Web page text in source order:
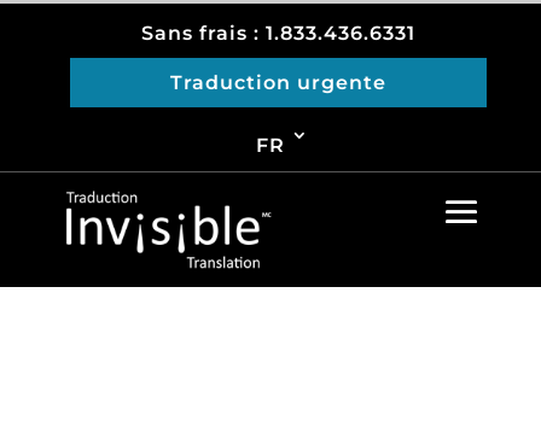
Sans frais : 1.833.436.6331
Traduction urgente
FR